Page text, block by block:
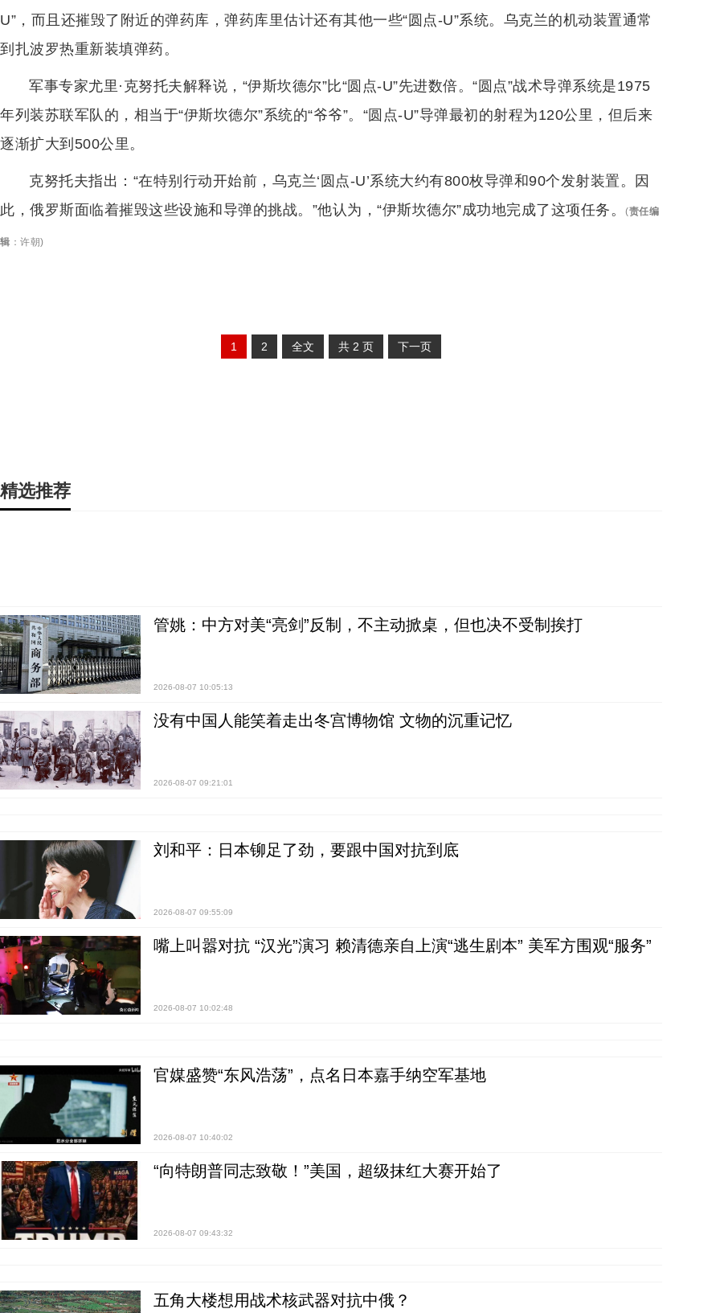
U”，而且还摧毁了附近的弹药库，弹药库里估计还有其他一些“圆点-U”系统。乌克兰的机动装置通常
到扎波罗热重新装填弹药。
军事专家尤里·克努托夫解释说，“伊斯坎德尔”比“圆点-U”先进数倍。“圆点”战术导弹系统是1975
年列装苏联军队的，相当于“伊斯坎德尔”系统的“爷爷”。“圆点-U”导弹最初的射程为120公里，但后来
逐渐扩大到500公里。
克努托夫指出：“在特别行动开始前，乌克兰‘圆点-U’系统大约有800枚导弹和90个发射装置。因
此，俄罗斯面临着摧毁这些设施和导弹的挑战。”他认为，“伊斯坎德尔”成功地完成了这项任务。
(责任编
辑 ： 许朝)
1 2 全文 共 2 页 下一页
精选推荐
管姚：中方对美“亮剑”反制，不主动掀桌，但也决不受制挨打
2026-08-07 10:05:13
没有中国人能笑着走出冬宫博物馆 文物的沉重记忆
2026-08-07 09:21:01
刘和平：日本铆足了劲，要跟中国对抗到底
2026-08-07 09:55:09
嘴上叫嚣对抗 “汉光”演习 赖清德亲自上演“逃生剧本” 美军方围观“服务”
2026-08-07 10:02:48
官媒盛赞“东风浩荡”，点名日本嘉手纳空军基地
2026-08-07 10:40:02
“向特朗普同志致敬！”美国，超级抹红大赛开始了
2026-08-07 09:43:32
五角大楼想用战术核武器对抗中俄？